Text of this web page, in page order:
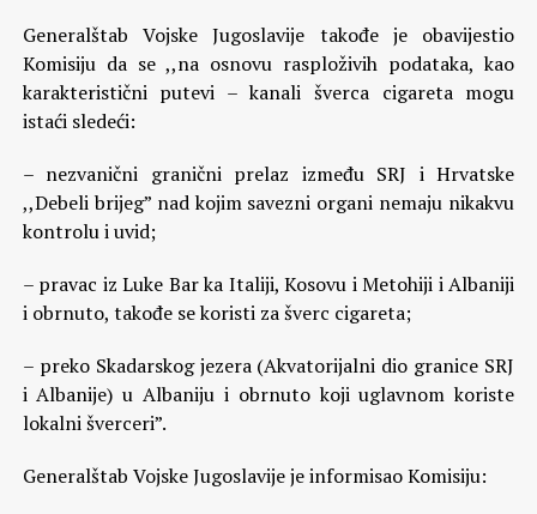
Generalštab Vojske Jugoslavije takođe je obavijestio
Komisiju da se ,,na osnovu rasploživih podataka, kao
karakteristični putevi – kanali šverca cigareta mogu
istaći sledeći:
– nezvanični granični prelaz između SRJ i Hrvatske
,,Debeli brijeg” nad kojim savezni organi nemaju nikakvu
kontrolu i uvid;
– pravac iz Luke Bar ka Italiji, Kosovu i Metohiji i Albaniji
i obrnuto, takođe se koristi za šverc cigareta;
– preko Skadarskog jezera (Akvatorijalni dio granice SRJ
i Albanije) u Albaniju i obrnuto koji uglavnom koriste
lokalni šverceri”.
Generalštab Vojske Jugoslavije je informisao Komisiju: